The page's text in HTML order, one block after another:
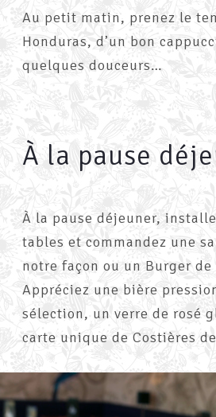
Au petit matin, prenez le
Honduras, d’un bon
quelques douceurs…
À la pause
À la pause déjeuner,
tables et commandez une
notre façon ou un Burger
Appréciez une bière
sélection, un verre de rosé
carte unique de Costières